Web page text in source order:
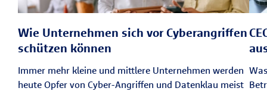
Wie Unternehmen sich vor Cyberangriffen
schützen können
Immer mehr kleine und mittlere Unternehmen werden
heute Opfer von Cyber-Angriffen und Datenklau meist